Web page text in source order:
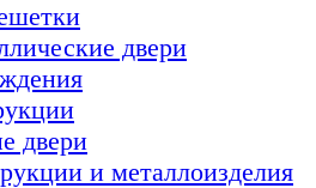
двери
двери
и металлоизделия